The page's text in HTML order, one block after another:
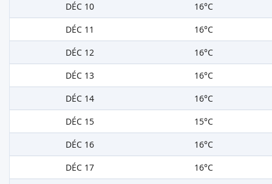
DÉC 10
16°C
DÉC 11
16°C
DÉC 12
16°C
DÉC 13
16°C
DÉC 14
16°C
DÉC 15
15°C
DÉC 16
16°C
DÉC 17
16°C